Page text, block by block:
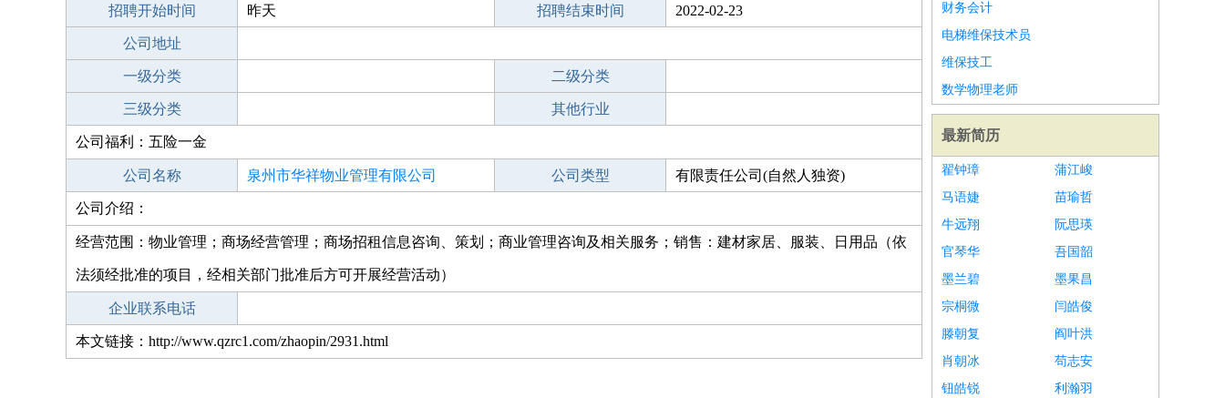
招聘开始时间 昨天 招聘结束时间 2022-02-23
公司地址
一级分类 二级分类
三级分类 其他行业
公司福利：五险一金
公司名称 泉州市华祥物业管理有限公司 公司类型 有限责任公司(自然人独资)
公司介绍：
经营范围：物业管理；商场经营管理；商场招租信息咨询、策划；商业管理咨询及相关服务；销售：建材家居、服装、日用品（依
法须经批准的项目，经相关部门批准后方可开展经营活动）
企业联系电话
本文链接：http://www.qzrc1.com/zhaopin/2931.html
财务会计
电梯维保技术员
维保技工
数学物理老师
最新简历
翟钟璋
蒲江峻
马语婕
苗瑜哲
牛远翔
阮思瑛
官琴华
吾国韶
墨兰碧
墨果昌
宗桐微
闫皓俊
滕朝复
阎叶洪
肖朝冰
苟志安
钮皓锐
利瀚羽